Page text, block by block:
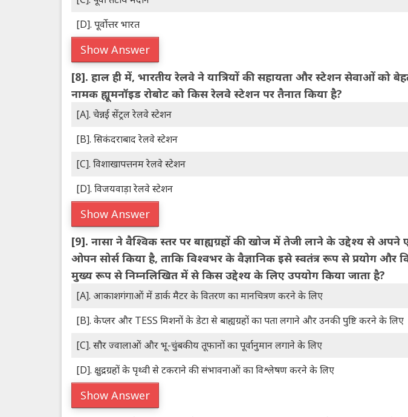
[D]. पूर्वोत्तर भारत
Show Answer
[8]. हाल ही में, भारतीय रेलवे ने यात्रियों की सहायता और स्टेशन सेवाओं को
नामक ह्यूमनॉइड रोबोट को किस रेलवे स्टेशन पर तैनात किया है?
[A]. चेन्नई सेंट्रल रेलवे स्टेशन
[B]. सिकंदराबाद रेलवे स्टेशन
[C]. विशाखापत्तनम रेलवे स्टेशन
[D]. विजयवाड़ा रेलवे स्टेशन
Show Answer
[9]. नासा ने वैश्विक स्तर पर बाह्यग्रहों की खोज में तेजी लाने के उद्देश्य से
ओपन सोर्स किया है, ताकि विश्वभर के वैज्ञानिक इसे स्वतंत्र रूप से प्रयोग
मुख्य रूप से निम्नलिखित में से किस उद्देश्य के लिए उपयोग किया जाता है?
[A]. आकाशगंगाओं में डार्क मैटर के वितरण का मानचित्रण करने के लिए
[B]. केप्लर और TESS मिशनों के डेटा से बाह्यग्रहों का पता लगाने और उनकी पुष्टि करने के लिए
[C]. सौर ज्वालाओं और भू-चुंबकीय तूफानों का पूर्वानुमान लगाने के लिए
[D]. क्षुद्रग्रहों के पृथ्वी से टकराने की संभावनाओं का विश्लेषण करने के लिए
Show Answer